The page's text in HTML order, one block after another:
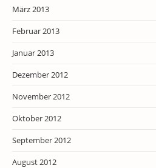
März 2013
Februar 2013
Januar 2013
Dezember 2012
November 2012
Oktober 2012
September 2012
August 2012